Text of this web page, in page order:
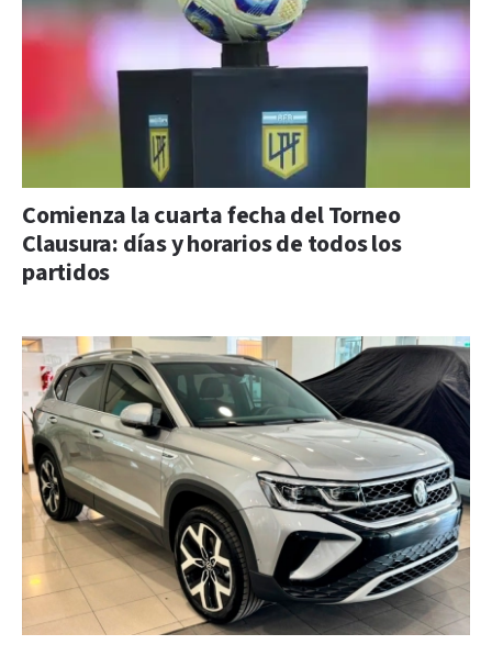
Comienza la cuarta fecha del Torneo
Clausura: días y horarios de todos los
partidos